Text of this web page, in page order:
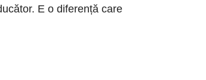
E o diferență care